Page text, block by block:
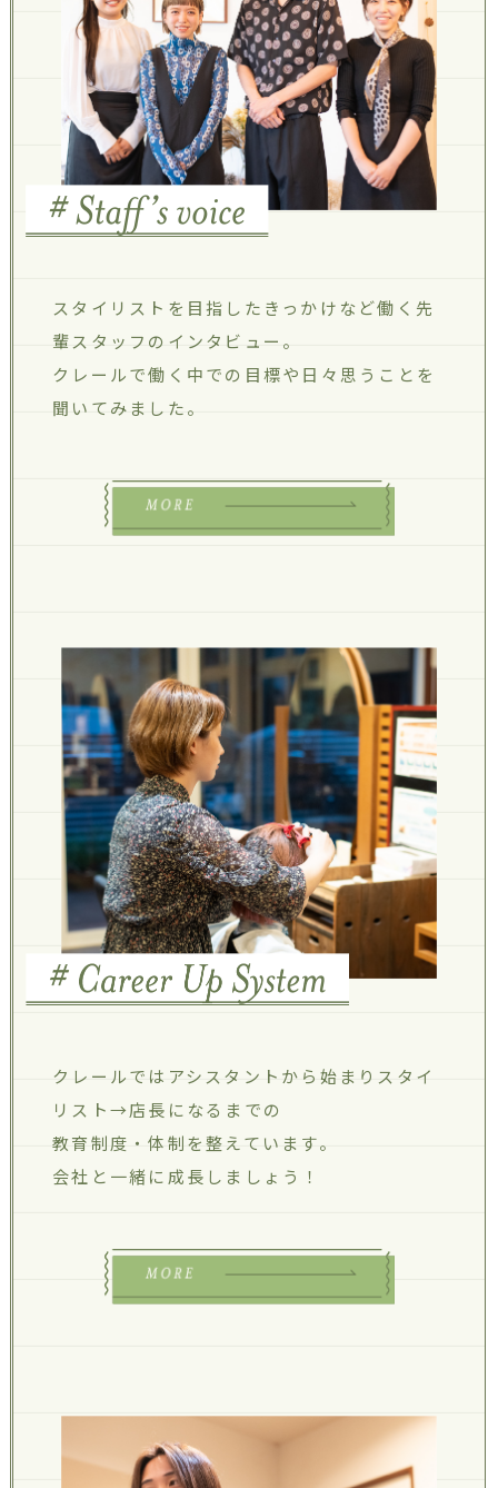
スタイリストを目指したきっかけなど働く先
輩スタッフのインタビュー。
クレールで働く中での目標や 日々思うことを
聞いてみました。
クレールではアシスタントから始まり スタイ
リスト→店長になるまでの
教育制度・体制を整えています。
会社と一緒に成長しましょう！